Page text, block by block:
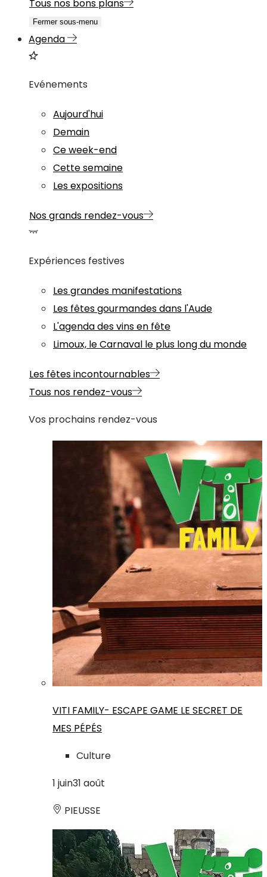
Tous nos bons plans
Fermer sous-menu
Agenda
Evénements
Aujourd'hui
Demain
Ce week-end
Cette semaine
Les expositions
Nos grands rendez-vous
Expériences festives
Les grandes manifestations
Les fêtes gourmandes dans l'Aude
L'agenda des vins en fête
Limoux, le Carnaval le plus long du monde
Les fêtes incontournables
Tous nos rendez-vous
Vos prochains rendez-vous
VITI FAMILY- ESCAPE GAME LE SECRET DE
MES PÉPÉS
Culture
1 juin31 août
PIEUSSE